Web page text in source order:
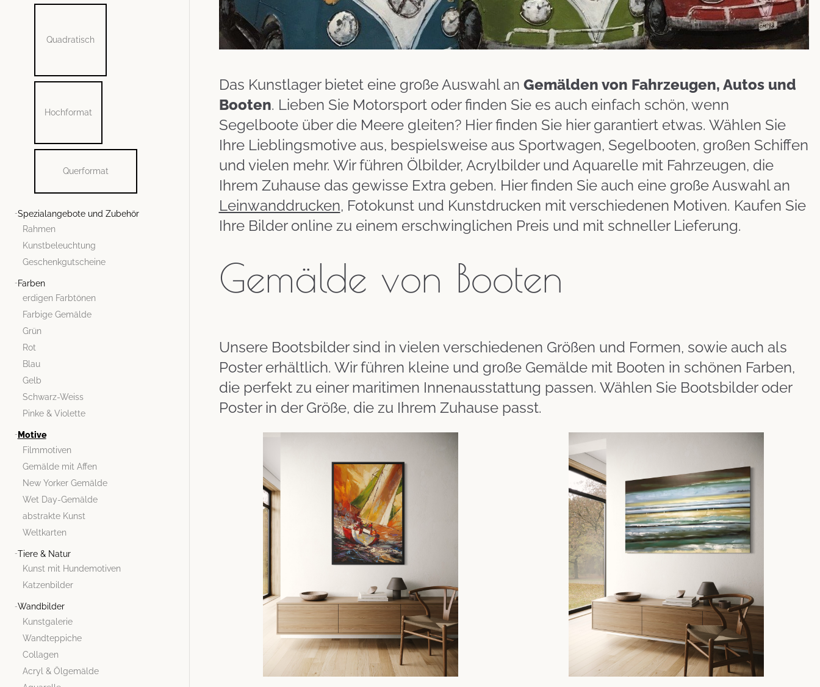
Quadratisch
Hochformat
Querformat
Spezialangebote und Zubehör
Rahmen
Kunstbeleuchtung
Geschenkgutscheine
Farben
erdigen Farbtönen
Farbige Gemälde
Grün
Rot
Blau
Gelb
Schwarz-Weiss
Pinke & Violette
Motive
Filmmotiven
Gemälde mit Affen
New Yorker Gemälde
Wet Day-Gemälde
abstrakte Kunst
Weltkarten
Tiere & Natur
Kunst mit Hundemotiven
Katzenbilder
Wandbilder
Kunstgalerie
Wandteppiche
Collagen
Acryl & Ölgemälde
Das Kunstlager bietet eine große Auswahl an Gemälden von Fahrzeugen, Autos und
Booten. Lieben Sie Motorsport oder finden Sie es auch einfach schön, wenn
Segelboote über die Meere gleiten? Hier finden Sie hier garantiert etwas. Wählen Sie
Ihre Lieblingsmotive aus, bespielsweise aus Sportwagen, Segelbooten, großen Schiffen
und vielen mehr. Wir führen Ölbilder, Acrylbilder und Aquarelle mit Fahrzeugen, die
Ihrem Zuhause das gewisse Extra geben. Hier finden Sie auch eine große Auswahl an
Leinwanddrucken, Fotokunst und Kunstdrucken mit verschiedenen Motiven. Kaufen Sie
Ihre Bilder online zu einem erschwinglichen Preis und mit schneller Lieferung.
Gemälde von Booten
Unsere Bootsbilder sind in vielen verschiedenen Größen und Formen, sowie auch als
Poster erhältlich. Wir führen kleine und große Gemälde mit Booten in schönen Farben,
die perfekt zu einer maritimen Innenausstattung passen. Wählen Sie Bootsbilder oder
Poster in der Größe, die zu Ihrem Zuhause passt.